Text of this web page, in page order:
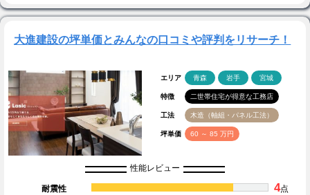
大進建設の坪単価とみんなの口コミや評判をリサーチ！
エリア 青森 岩手 宮城
特徴 二世帯住宅が得意な工務店
工法 木造（軸組・パネル工法）
坪単価 60 ～ 85 万円
性能レビュー
耐震性 4点